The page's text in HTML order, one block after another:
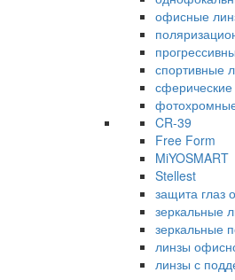
офисные
спортивные
CR-39
Free Form
MiYOSMART
Stellest
защита глаз
зеркальные
зеркальные
линзы
линзы с